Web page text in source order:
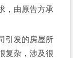
，由原告方承
发的房屋所
复杂，涉及很